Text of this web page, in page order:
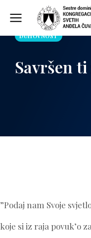
DUHOVNOST
Savršen
”Podaj nam Svoje
koje si iz raja povuk’o